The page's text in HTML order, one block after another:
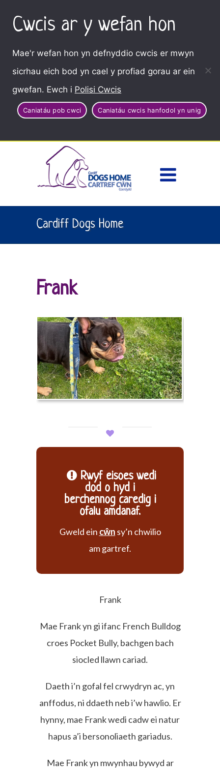
Cwcis ar y wefan hon
Mae'r wefan hon yn defnyddio cwcis er mwyn
sicrhau eich bod yn cael y profiad gorau ar ein
gwefan. Ewch i Polisi Cwcis
Caniatáu pob cwci Caniatáu cwcis hanfodol yn unig
Cardiff Dogs Home
Frank
Rwyf eisoes wedi
dod o hyd i
berchennog caredig i
ofalu amdanaf.
Gweld ein cŵn sy’n chwilio
am gartref.
Frank
Mae Frank yn gi ifanc French Bulldog
croes Pocket Bully, bachgen bach
siocled llawn cariad.
Daeth i’n gofal fel crwydryn ac, yn
anffodus, ni ddaeth neb i’w hawlio. Er
hynny, mae Frank wedi cadw ei natur
hapus a’i bersonoliaeth gariadus.
Mae Frank yn mwynhau bywyd ar